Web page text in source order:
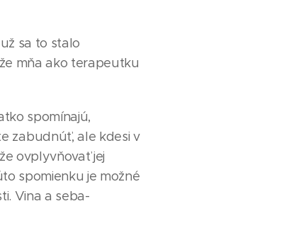
sa to stalo
mňa ako terapeutku
spomínajú,
zabudnúť, ale kdesi v
ovplyvňovať jej
spomienku je možné
Vina a seba-